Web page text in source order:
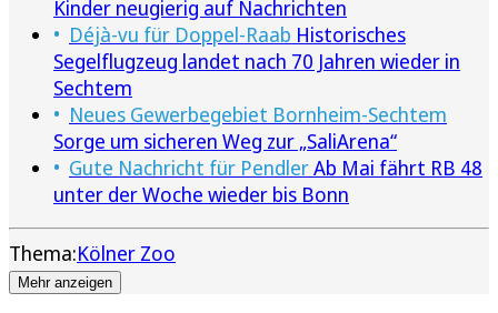
Kinder neugierig auf Nachrichten
Déjà-vu für Doppel-Raab Historisches
Segelflugzeug landet nach 70 Jahren wieder in
Sechtem
Neues Gewerbegebiet Bornheim-Sechtem
Sorge um sicheren Weg zur „SaliArena“
Gute Nachricht für PendlerAb Mai fährt RB 48
unter der Woche wieder bis Bonn
Thema:Kölner Zoo
Mehr anzeigen